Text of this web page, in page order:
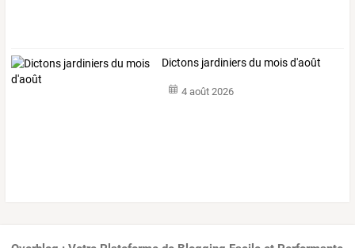
Dictons jardiniers du mois d'août
4 août 2026